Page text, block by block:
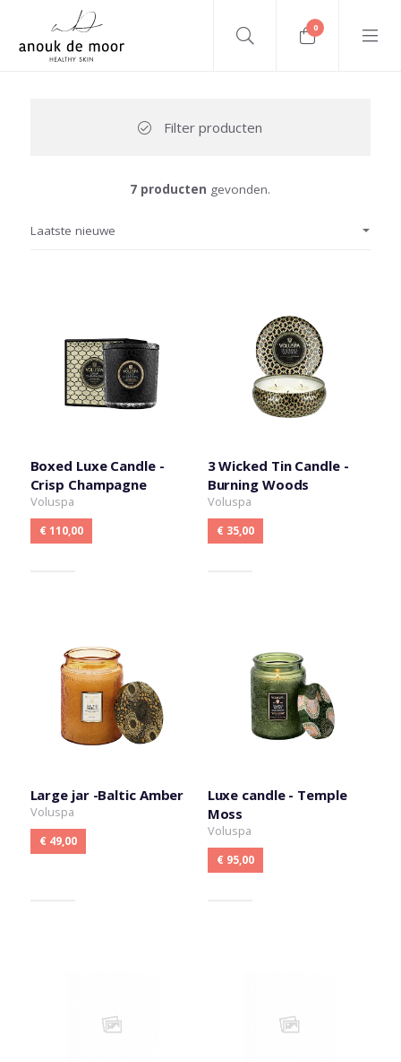
0
Filter producten
7 producten gevonden.
Boxed Luxe Candle -
Crisp Champagne
Voluspa
€ 110,00
3 Wicked Tin Candle -
Burning Woods
Voluspa
€ 35,00
Large jar -Baltic Amber
Voluspa
€ 49,00
Luxe candle - Temple
Moss
Voluspa
€ 95,00